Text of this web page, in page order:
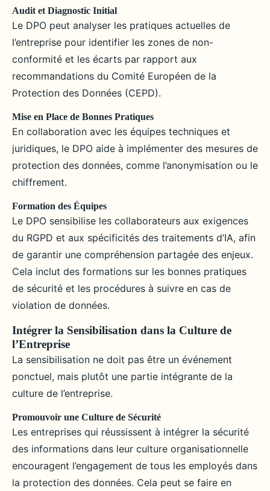
Audit et Diagnostic Initial
Le DPO peut analyser les pratiques actuelles de
l’entreprise pour identifier les zones de non-
conformité et les écarts par rapport aux
recommandations du Comité Européen de la
Protection des Données (CEPD).
Mise en Place de Bonnes Pratiques
En collaboration avec les équipes techniques et
juridiques, le DPO aide à implémenter des mesures de
protection des données, comme l’anonymisation ou le
chiffrement.
Formation des Équipes
Le DPO sensibilise les collaborateurs aux exigences
du RGPD et aux spécificités des traitements d’IA, afin
de garantir une compréhension partagée des enjeux.
Cela inclut des formations sur les bonnes pratiques
de sécurité et les procédures à suivre en cas de
violation de données.
Intégrer la Sensibilisation dans la Culture de
l’Entreprise
La sensibilisation ne doit pas être un événement
ponctuel, mais plutôt une partie intégrante de la
culture de l’entreprise.
Promouvoir une Culture de Sécurité
Les entreprises qui réussissent à intégrer la sécurité
des informations dans leur culture organisationnelle
encouragent l’engagement de tous les employés dans
la protection des données. Cela peut se faire en